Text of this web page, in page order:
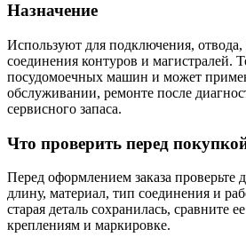
Назначение
Используют для подключения, отвода,
соединения контуров и магистралей.
посудомоечных машин и может
обслуживании, ремонте после
сервисного запаса.
Что проверить перед
Перед оформлением заказа проверьте
длину, материал, тип соединения и
старая деталь сохранилась, сравните
креплениям и маркировке.